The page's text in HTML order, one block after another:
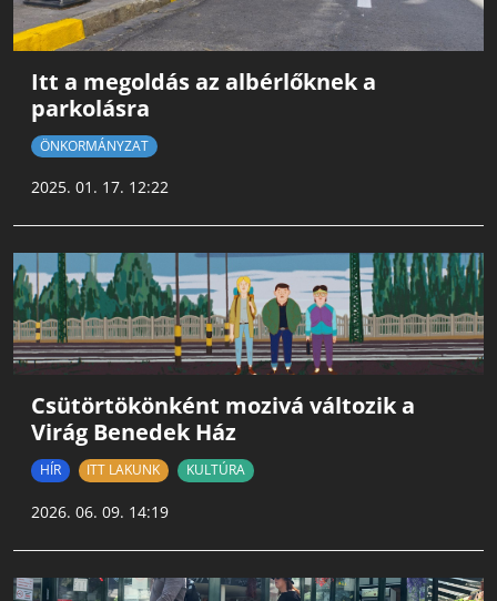
Itt a megoldás az albérlőknek a
parkolásra
ÖNKORMÁNYZAT
2025. 01. 17. 12:22
Csütörtökönként mozivá változik a
Virág Benedek Ház
HÍR ITT LAKUNK KULTÚRA
2026. 06. 09. 14:19